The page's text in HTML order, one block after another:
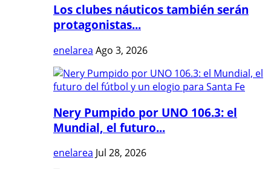
Los clubes náuticos también serán
protagonistas...
enelarea Ago 3, 2026
Nery Pumpido por UNO 106.3: el
Mundial, el futuro...
enelarea Jul 28, 2026